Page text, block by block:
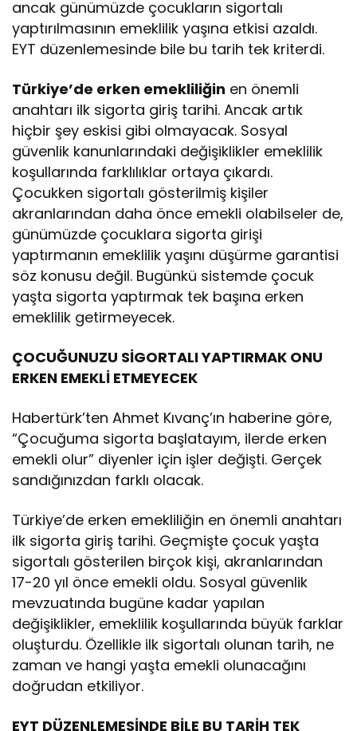
ancak günümüzde çocukların sigortalı
yaptırılmasının emeklilik yaşına etkisi azaldı.
EYT düzenlemesinde bile bu tarih tek kriterdi.
Türkiye’de erken emekliliğin en önemli
anahtarı ilk sigorta giriş tarihi. Ancak artık
hiçbir şey eskisi gibi olmayacak. Sosyal
güvenlik kanunlarındaki değişiklikler emeklilik
koşullarında farklılıklar ortaya çıkardı.
Çocukken sigortalı gösterilmiş kişiler
akranlarından daha önce emekli olabilseler de,
günümüzde çocuklara sigorta girişi
yaptırmanın emeklilik yaşını düşürme garantisi
söz konusu değil. Bugünkü sistemde çocuk
yaşta sigorta yaptırmak tek başına erken
emeklilik getirmeyecek.
ÇOCUĞUNUZU SİGORTALI YAPTIRMAK ONU
ERKEN EMEKLİ ETMEYECEK
Habertürk’ten Ahmet Kıvanç’ın haberine göre,
“Çocuğuma sigorta başlatayım, ilerde erken
emekli olur” diyenler için işler değişti. Gerçek
sandığınızdan farklı olacak.
Türkiye’de erken emekliliğin en önemli anahtarı
ilk sigorta giriş tarihi. Geçmişte çocuk yaşta
sigortalı gösterilen birçok kişi, akranlarından
17-20 yıl önce emekli oldu. Sosyal güvenlik
mevzuatında bugüne kadar yapılan
değişiklikler, emeklilik koşullarında büyük farklar
oluşturdu. Özellikle ilk sigortalı olunan tarih, ne
zaman ve hangi yaşta emekli olunacağını
doğrudan etkiliyor.
EYT DÜZENLEMESİNDE BİLE BU TARİH TEK